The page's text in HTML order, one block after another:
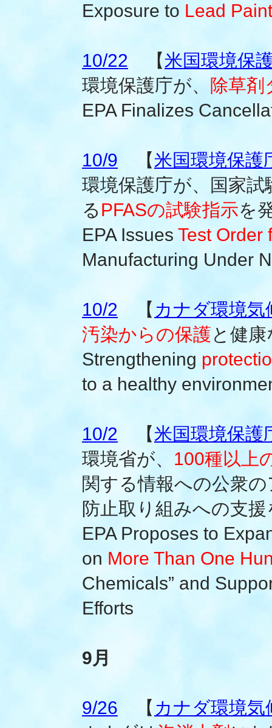
Exposure to Lead
10/22 【米国環境保
環境保護庁が、 除草剤
EPA Finalizes
10/9 【米国環境保護
環境保護庁が、国家
る PFASの試験指示を
EPA Issues Test Order
Manufacturing Under
10/2 【 カナダ環境気
汚染からの保護と健
Strengthening
to a healthy
10/2 【米国環境保護
環境省が、 100種以上
関する情報への公衆
防止取り組みへの支援
EPA Proposes to
onMore Than One
Chemicals” and
Efforts
9月
9/26 【 カナダ環境気